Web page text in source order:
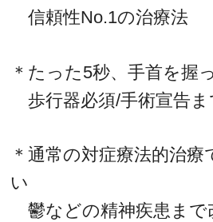
信頼性No.1の治療法
＊たった5秒、手首を握
歩行器必須/手術宣告ま
＊通常の対症療法的治療
い
鬱などの精神疾患まで